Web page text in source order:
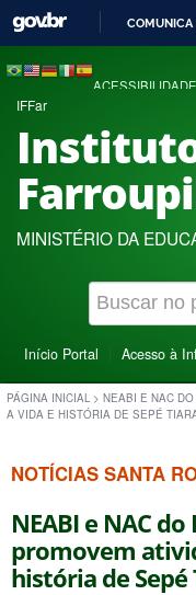
COMUNICA
ACESSIBILIDADE
IFFar
MINISTÉRIO DA
Início Portal Acesso à
PÁGINA INICIAL > NEABI E NAC
A VIDA E HISTÓRIA DE SEPÉ
NOTÍCIAS SANTA
NEABI e NAC do
promovem
história de Sepé